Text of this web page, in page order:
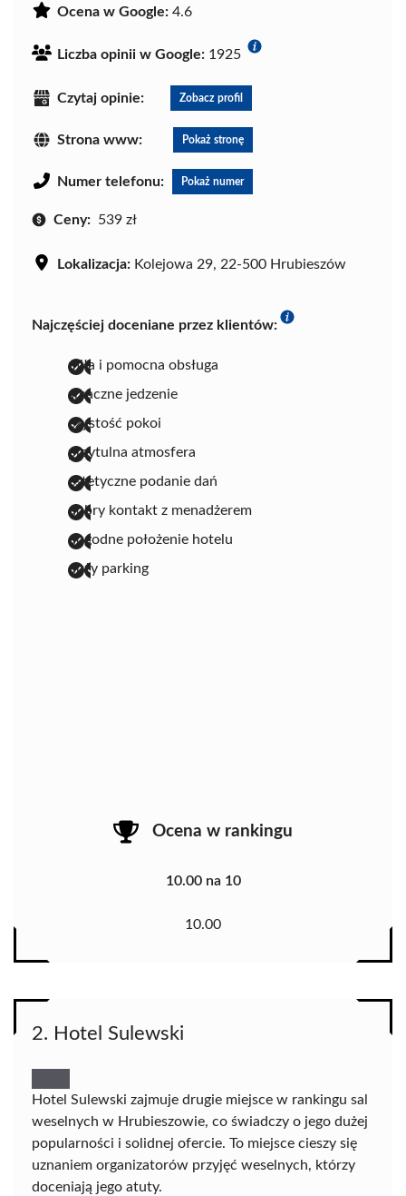
Ocena w Google: 4.6
Liczba opinii w Google: 1925
Czytaj opinie: Zobacz profil
Strona www: Pokaż stronę
Numer telefonu: Pokaż numer
Ceny: 539 zł
Lokalizacja: Kolejowa 29, 22-500 Hrubieszów
Najczęściej doceniane przez klientów:
miła i pomocna obsługa
smaczne jedzenie
czystość pokoi
przytulna atmosfera
estetyczne podanie dań
dobry kontakt z menadżerem
dogodne położenie hotelu
duży parking
Ocena w rankingu
10.00 na 10
10.00
2. Hotel Sulewski
Hotel Sulewski zajmuje drugie miejsce w rankingu sal
weselnych w Hrubieszowie, co świadczy o jego dużej
popularności i solidnej ofercie. To miejsce cieszy się
uznaniem organizatorów przyjęć weselnych, którzy
doceniają jego atuty.